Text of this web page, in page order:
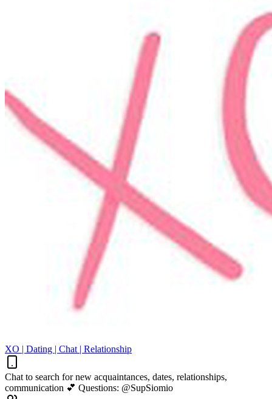
XO | Dating | Chat | Relationship
Chat to search for new acquaintances, dates, relationships,
communication 💕 Questions: @SupSiomio